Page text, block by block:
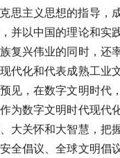
思主义思想的指导，
并以中国的理论和实
复兴伟业的同时，还
代化和代表成熟工业
见，在数字文明时代
为数字文明时代现代
大关怀和大智慧，把
全倡议、全球文明倡